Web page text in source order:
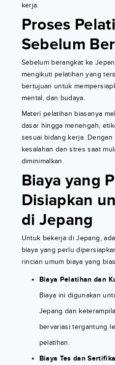
kerja.
Proses
Sebelum
Sebelum berangkat ke
mengikuti pelatihan yang
bertujuan untuk
mental, dan budaya.
Materi pelatihan biasanya
dasar hingga menengah,
sesuai bidang kerja.
kesalahan dan stres saat
diminimalkan.
Biaya yang
Disiapkan
di Jepang
Untuk bekerja di Jepang,
biaya yang perlu
rincian umum biaya yang
Biaya Pelatihan dan
Biaya ini digunakan
Jepang dan
bervariasi tergantung
pelatihan.
Biaya Tes dan